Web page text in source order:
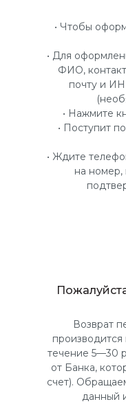
• Чтобы
• Для
ФИО,
почту и
• Нажмите
• Поступит
• Ждите
на номер,
Возврат
течение 5—30
от Банка,
счет).
данный